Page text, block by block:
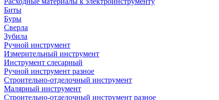
Биты
Буры
Сверла
Зубила
Ручной инструмент
Измерительный инструмент
Инструмент слесарный
Ручной инструмент разное
Строительно-отделочный инструмент
Малярный инструмент
Строительно-отделочный инструмент разное